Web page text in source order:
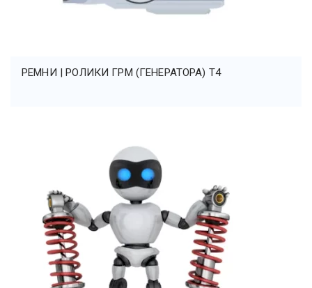
РЕМНИ | РОЛИКИ ГРМ (ГЕНЕРАТОРА) Т4